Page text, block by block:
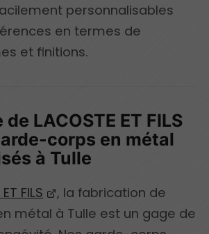
personnalisables
en termes de
et finitions.
LACOSTE ET FILS
corps en métal
à Tulle
FILS
, la fabrication de
métal à Tulle est un gage de